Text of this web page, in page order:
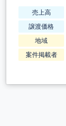
売上高
譲渡価格
地域
案件掲載者